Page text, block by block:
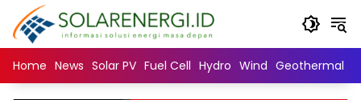
Langsung
konten
Home News Solar PV Fuel Cell Hydro Wind Geothermal